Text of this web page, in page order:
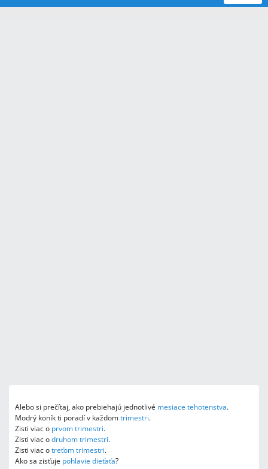
Alebo si prečítaj, ako prebiehajú jednotlivé mesiace tehotenstva.
Modrý koník ti poradí v každomtrimestri.
Zisti viac o prvom trimestri.
Zisti viac odruhom trimestri.
Zisti viac otreťom trimestri.
Ako sa zisťuje pohlavie dieťaťa?